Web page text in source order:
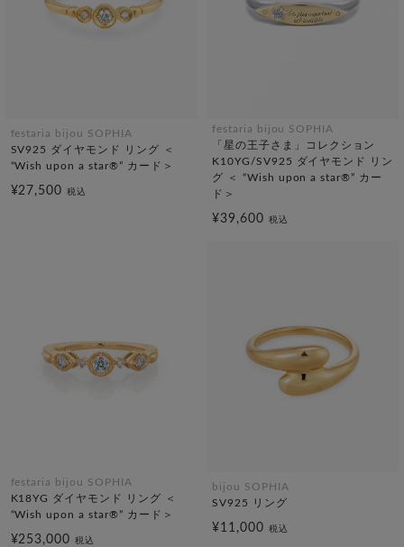
festaria bijou SOPHIA
SV925 ダイヤモンド リング ＜
“Wish upon a star®” カード＞
¥27,500税込
festaria bijou SOPHIA
「星の王子さま」コレクション
K10YG/SV925 ダイヤモンド リン
グ ＜ “Wish upon a star®” カー
ド＞
¥39,600 税込
festaria bijou SOPHIA
K18YG ダイヤモンド リング ＜
“Wish upon a star®” カード＞
¥253,000税込
bijou SOPHIA
SV925 リング
¥11,000 税込